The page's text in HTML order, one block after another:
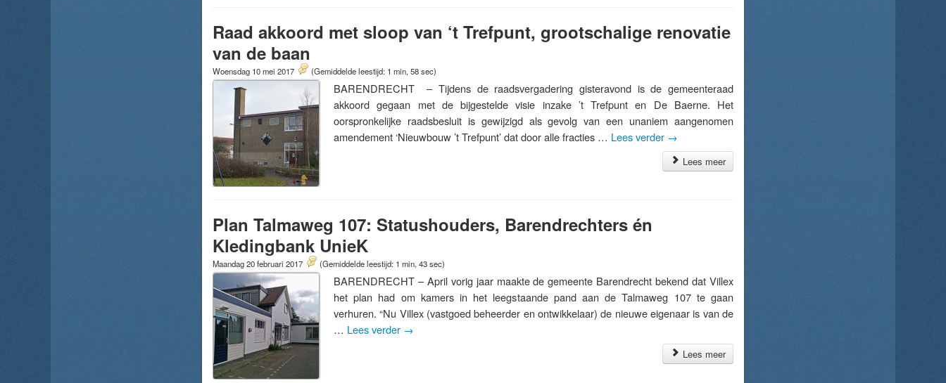
Raad akkoord met sloop van ‘t Trefpunt, grootschalige renovatie
van de baan
Woensdag 10 mei 2017 (Gemiddelde leestijd: 1 min, 58 sec)
BARENDRECHT – Tijdens de raadsvergadering gisteravond is de gemeenteraad
akkoord gegaan met de bijgestelde visie inzake ’t Trefpunt en De Baerne. Het
oorspronkelijke raadsbesluit is gewijzigd als gevolg van een unaniem aangenomen
amendement ‘Nieuwbouw ’t Trefpunt’ dat door alle fracties … Lees verder →
Lees meer
Plan Talmaweg 107: Statushouders, Barendrechters én
Kledingbank UnieK
Maandag 20 februari 2017 (Gemiddelde leestijd: 1 min, 43 sec)
BARENDRECHT – April vorig jaar maakte de gemeente Barendrecht bekend dat Villex
het plan had om kamers in het leegstaande pand aan de Talmaweg 107 te gaan
verhuren. “Nu Villex (vastgoed beheerder en ontwikkelaar) de nieuwe eigenaar is van de
… Lees verder →
Lees meer